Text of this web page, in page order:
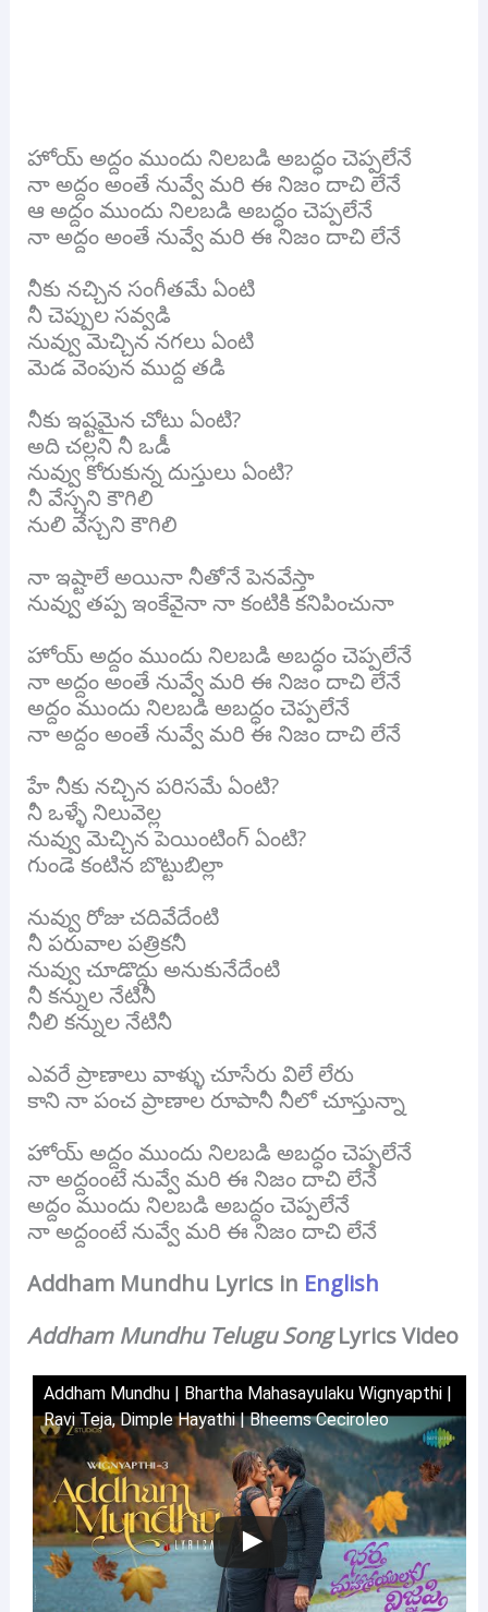
హోయ్ అద్దం ముందు నిలబడి అబద్ధం చెప్పలేనే
నా అద్దం అంతే నువ్వే మరి ఈ నిజం దాచి లేనే
ఆ అద్దం ముందు నిలబడి అబద్ధం చెప్పలేనే
నా అద్దం అంతే నువ్వే మరి ఈ నిజం దాచి లేనే
నీకు నచ్చిన సంగీతమే ఏంటి
నీ చెప్పుల సవ్వడి
నువ్వు మెచ్చిన నగలు ఏంటి
మెడ వెంపున ముద్ద తడి
నీకు ఇష్టమైన చోటు ఏంటి?
అది చల్లని నీ ఒడీ
నువ్వు కోరుకున్న దుస్తులు ఏంటి?
నీ వేస్చని కౌగిలి
నులి వేస్చని కౌగిలి
నా ఇష్టాలే అయినా నీతోనే పెనవేస్తా
నువ్వు తప్ప ఇంకేవైనా నా కంటికి కనిపించునా
హోయ్ అద్దం ముందు నిలబడి అబద్ధం చెప్పలేనే
నా అద్దం అంతే నువ్వే మరి ఈ నిజం దాచి లేనే
అద్దం ముందు నిలబడి అబద్ధం చెప్పలేనే
నా అద్దం అంతే నువ్వే మరి ఈ నిజం దాచి లేనే
హే నీకు నచ్చిన పరిసమే ఏంటి?
నీ ఒళ్ళే నిలువెల్ల
నువ్వు మెచ్చిన పెయింటింగ్ ఏంటి?
గుండె కంటిన బొట్టుబిల్లా
నువ్వు రోజు చదివేదేంటి
నీ పరువాల పత్రికనీ
నువ్వు చూడొద్దు అనుకునేదేంటి
నీ కన్నుల నేటినీ
నీలి కన్నుల నేటినీ
ఎవరే ప్రాణాలు వాళ్ళు చూసేరు విలే లేరు
కాని నా పంచ ప్రాణాల రూపానీ నీలో చూస్తున్నా
హోయ్ అద్దం ముందు నిలబడి అబద్ధం చెప్పలేనే
నా అద్దంంటే నువ్వే మరి ఈ నిజం దాచి లేనే
అద్దం ముందు నిలబడి అబద్ధం చెప్పలేనే
నా అద్దంంటే నువ్వే మరి ఈ నిజం దాచి లేనే
Addham Mundhu Lyrics in English
Addham Mundhu Telugu SongLyrics Video
Addham Mundhu | Bhartha Mahasayulaku Wignyapthi |
Ravi Teja, Dimple Hayathi | Bheems Ceciroleo